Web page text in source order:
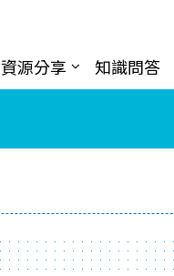
資源分享 知識問答